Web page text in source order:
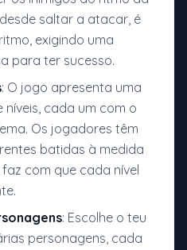
saltar a atacar, é
exigindo uma
para ter sucesso.
: O jogo apresenta uma
cada um com o
Os jogadores têm
batidas à medida
com que cada nível
: Escolhe o teu
personagens, cada